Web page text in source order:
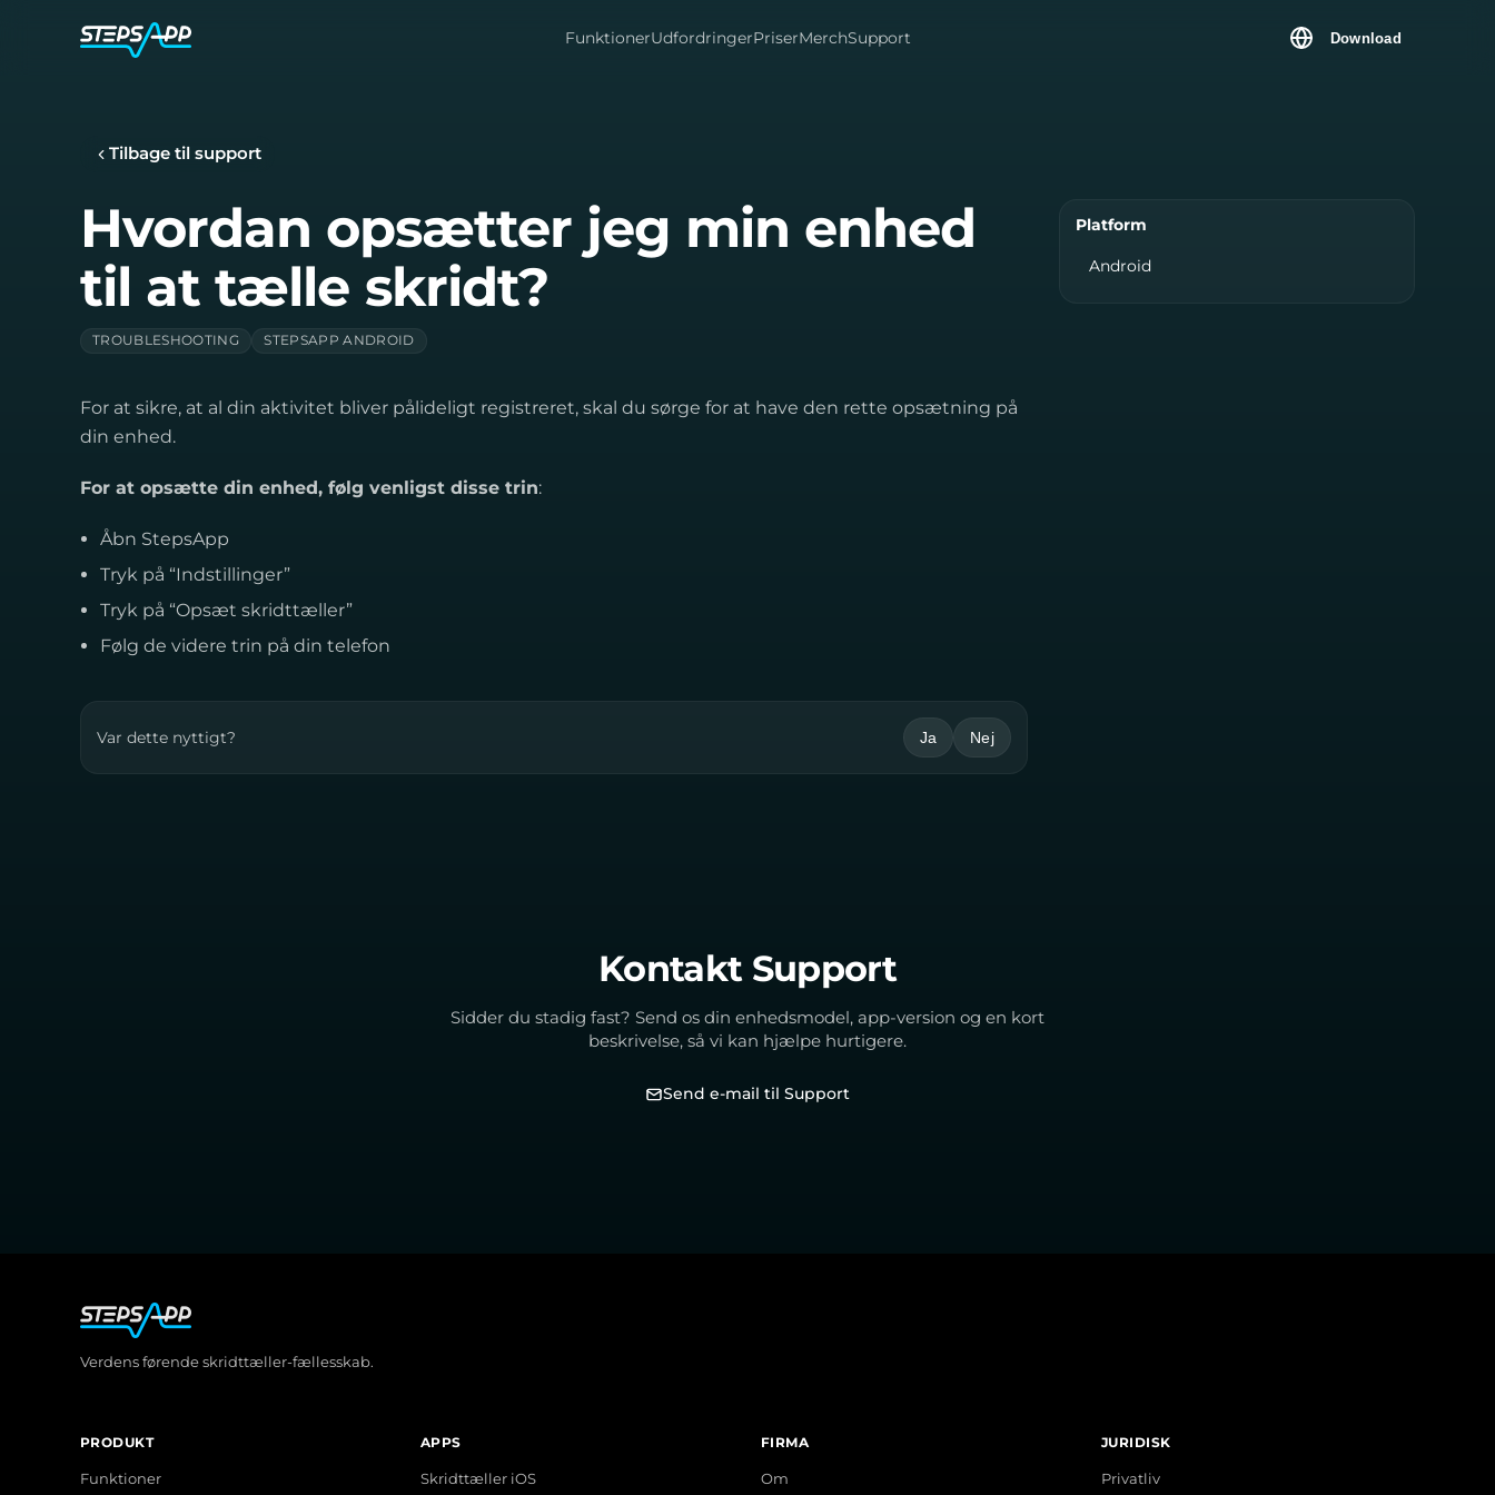
FunktionerUdfordringerPriserMerchSupport Download
Tilbage til support
Hvordan opsætter jeg min enhed
til at tælle skridt?
TROUBLESHOOTING STEPSAPP ANDROID
For at sikre, at al din aktivitet bliver pålideligt registreret, skal du sørge for at have den rette opsætning på
din enhed.
For at opsætte din enhed, følg venligst disse trin:
Åbn StepsApp
Tryk på “Indstillinger”
Tryk på “Opsæt skridttæller”
Følg de videre trin på din telefon
Var dette nyttigt? Ja Nej
Platform
Android
Kontakt Support
Sidder du stadig fast? Send os din enhedsmodel, app-version og en kort
beskrivelse, så vi kan hjælpe hurtigere.
Send e-mail til Support
Verdens førende skridttæller-fællesskab.
PRODUKT
Funktioner
APPS
Skridttæller iOS
FIRMA
Om
JURIDISK
Privatliv